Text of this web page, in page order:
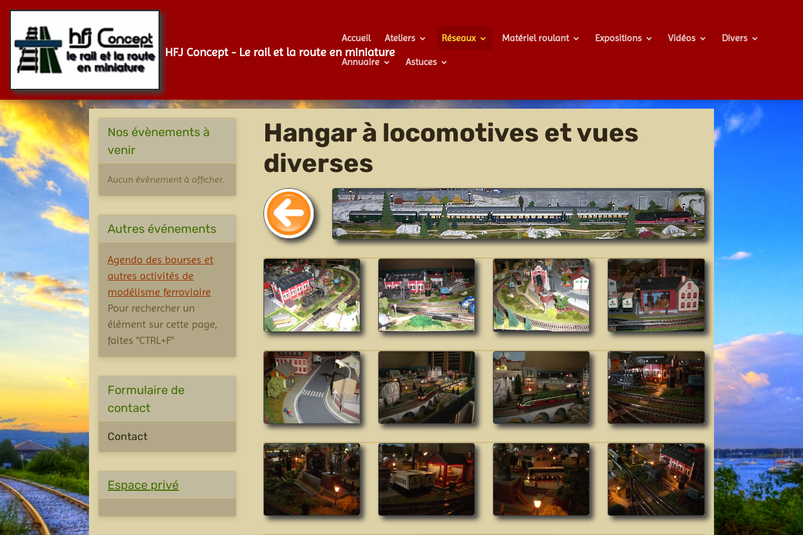
HFJ Concept - Le rail et la route en miniature
Accueil Ateliers Réseaux Matériel roulant Expositions Vidéos Divers
Annuaire Astuces
Hangar à locomotives et vues
diverses
Nos évènements à
venir
Aucun évènement à afficher.
Autres événements
Agenda des bourses et
autres activités de
modélisme ferroviaire
Pour rechercher un
élément sur cette page,
faites "CTRL+F"
Formulaire de
contact
Contact
Espace privé